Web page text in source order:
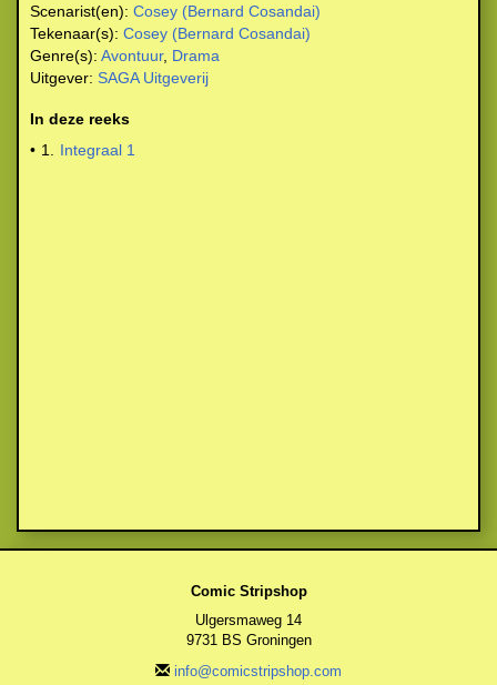
Scenarist(en): Cosey (Bernard Cosandai)
Tekenaar(s): Cosey (Bernard Cosandai)
Genre(s): Avontuur, Drama
Uitgever: SAGA Uitgeverij
In deze reeks
• 1. Integraal 1
Comic Stripshop
Ulgersmaweg 14
9731 BS Groningen
info@comicstripshop.com